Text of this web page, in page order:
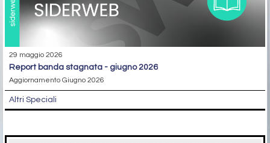
29 maggio 2026
report banda stagnata - giugno 2026
Aggiornamento Giugno 2026
Altri Speciali